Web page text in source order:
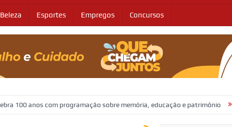
Esportes Empregos Concursos
com programação sobre memória, educação e patrimônio Adasfa e